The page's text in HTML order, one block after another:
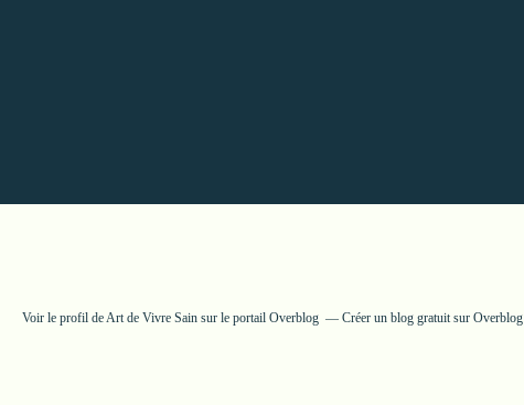
Voir le profil deArt de Vivre Sainsur le portail Overblog Créer un blog gratuit sur Overblog